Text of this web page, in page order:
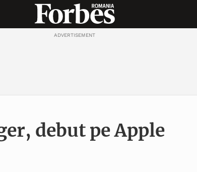
ADVERTISEMENT
debut pe Apple